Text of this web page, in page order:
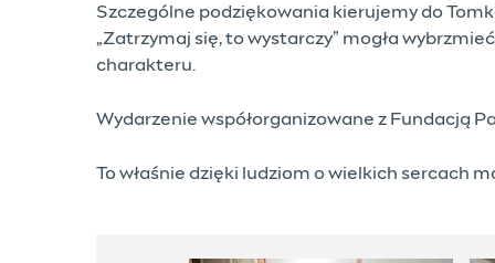
Szczególne podziękowania kierujemy do
„Zatrzymaj się, to wystarczy” mogła
charakteru.
Wydarzenie współorganizowane z Fundacją
To właśnie dzięki ludziom o wielkich sercach